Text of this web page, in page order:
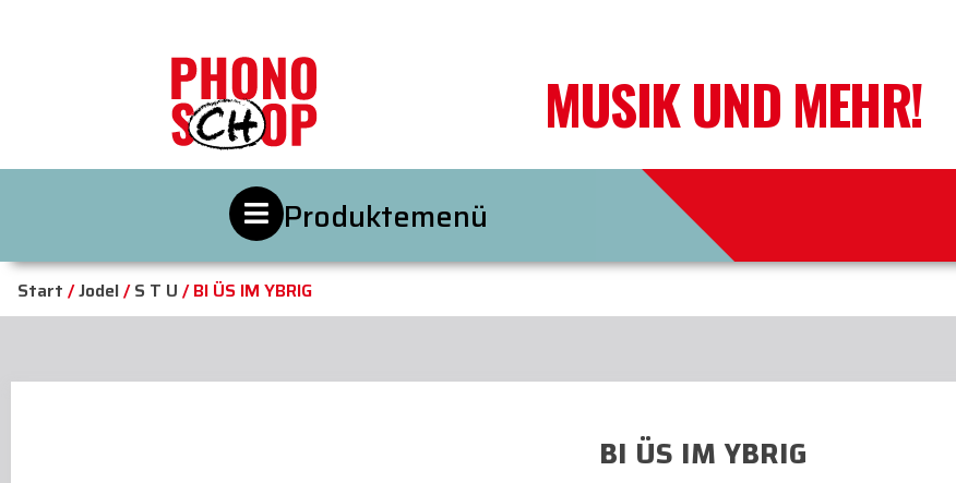
MUSIK UND MEHR!
Produktemenü
Start /Jodel/S T U / BI ÜS IM YBRIG
BI ÜS IM YBRIG